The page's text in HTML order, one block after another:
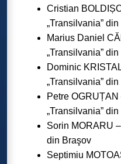
Cristian
„Transilvania”
Marius Daniel
„Transilvania”
Dominic
„Transilvania”
Petre
„Transilvania”
Sorin MORARU
din Braşov
Septimiu